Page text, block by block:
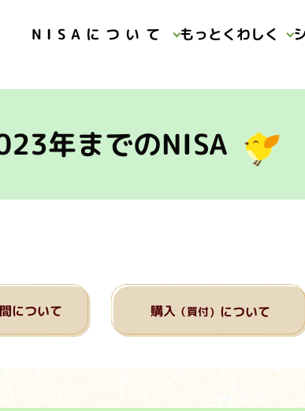
NISAについて
NISAを知る
NISAの活用事例
もっとくわしく
よくある質問
つみたてシミュレ
資料コーナー
つみたて投資枠対
法令・会議体・政
年までのNISA
について 購入 （買付） について